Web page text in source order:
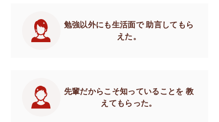
勉強以外にも生活面で助言してもら
えた。
先輩だからこそ知っていることを 教
えてもらった。